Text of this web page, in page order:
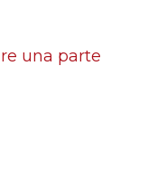
una parte